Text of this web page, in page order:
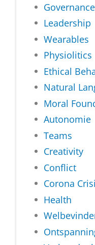
Governance
Leadership
Wearables
Physiolitics
Ethical
Natural
Moral
Autonomie
Teams
Creativity
Conflict
Corona
Health